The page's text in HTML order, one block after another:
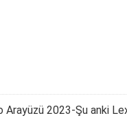
2023-Şu anki